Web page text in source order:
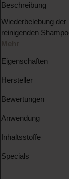
Beschreibung
Wiederbelebung
reinigenden
Mehr
Eigenschaften
Hersteller
Bewertungen
Anwendung
Inhaltsstoffe
Specials